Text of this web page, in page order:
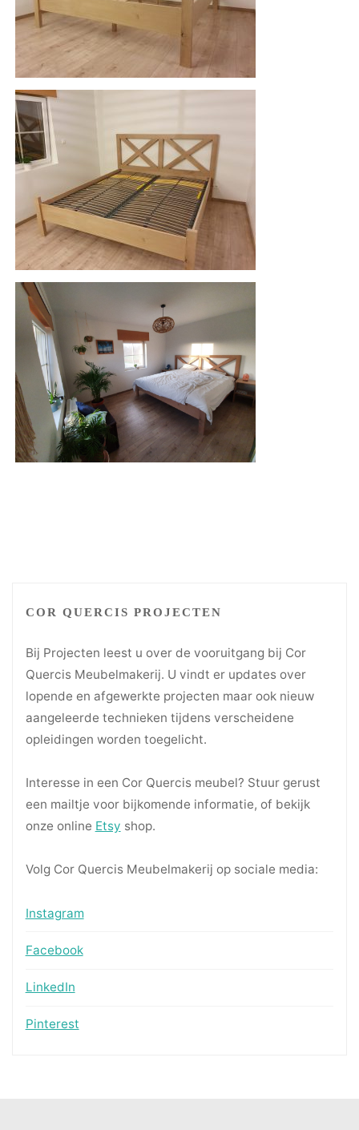
COR QUERCIS PROJECTEN
Bij Projecten leest u over de vooruitgang bij Cor
Quercis Meubelmakerij. U vindt er updates over
lopende en afgewerkte projecten maar ook nieuw
aangeleerde technieken tijdens verscheidene
opleidingen worden toegelicht.
Interesse in een Cor Quercis meubel? Stuur gerust
een mailtje voor bijkomende informatie, of bekijk
onze online Etsy shop.
Volg Cor Quercis Meubelmakerij op sociale media:
Instagram
Facebook
LinkedIn
Pinterest